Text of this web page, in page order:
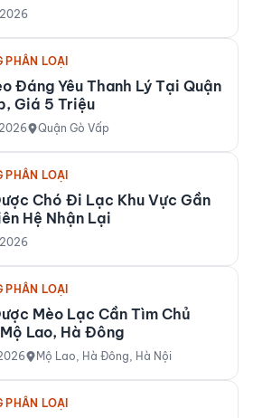
PHÂN LOẠI
Đáng Yêu Thanh Lý Tại Quận
Giá 5 Triệu
Quận Gò Vấp
PHÂN LOẠI
Chó Đi Lạc Khu Vực Gần
Hệ Nhận Lại
PHÂN LOẠI
Mèo Lạc Cần Tìm Chủ
Lao, Hà Đông
Mộ Lao, Hà Đông, Hà Nội
PHÂN LOẠI